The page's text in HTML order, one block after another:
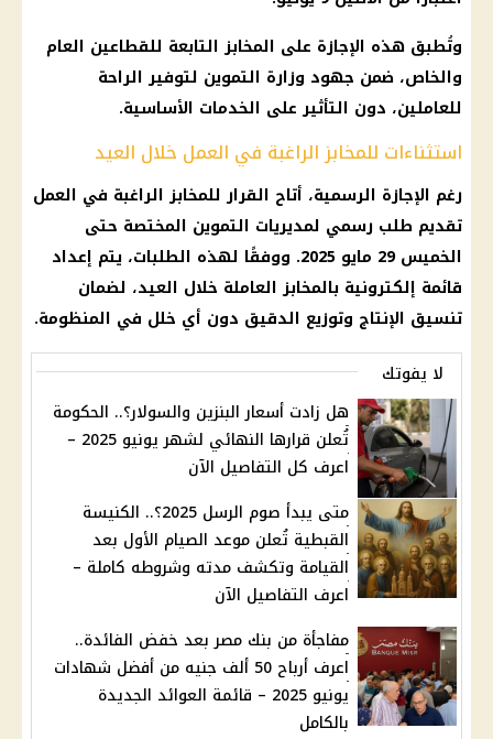
وتُطبق هذه الإجازة على المخابز التابعة للقطاعين العام
والخاص، ضمن جهود وزارة التموين لتوفير الراحة
للعاملين، دون التأثير على الخدمات الأساسية.
استثناءات للمخابز الراغبة في العمل خلال العيد
رغم الإجازة الرسمية، أتاح القرار للمخابز الراغبة في العمل
تقديم طلب رسمي لمديريات التموين المختصة حتى
الخميس 29 مايو 2025. ووفقًا لهذه الطلبات، يتم إعداد
قائمة إلكترونية بالمخابز العاملة خلال العيد، لضمان
تنسيق الإنتاج وتوزيع الدقيق دون أي خلل في المنظومة.
لا يفوتك
هل زادت أسعار البنزين والسولار؟.. الحكومة
تُعلن قرارها النهائي لشهر يونيو 2025 –
اعرف كل التفاصيل الآن
متى يبدأ صوم الرسل 2025؟.. الكنيسة
القبطية تُعلن موعد الصيام الأول بعد
القيامة وتكشف مدته وشروطه كاملة –
اعرف التفاصيل الآن
مفاجأة من بنك مصر بعد خفض الفائدة..
اعرف أرباح 50 ألف جنيه من أفضل شهادات
يونيو 2025 – قائمة العوائد الجديدة
بالكامل